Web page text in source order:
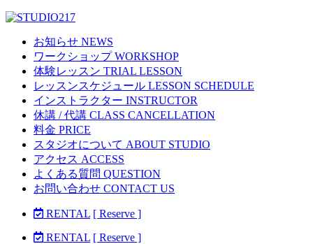
お知らせ NEWS
ワークショップ WORKSHOP
体験レッスン TRIAL LESSON
レッスンスケジュール LESSON SCHEDULE
インストラクター INSTRUCTOR
休講 / 代講 CLASS CANCELLATION
料金 PRICE
スタジオについて ABOUT STUDIO
アクセス ACCESS
よくある質問 QUESTION
お問い合わせ CONTACT US
RENTAL [ Reserve ]
RENTAL [ Reserve ]